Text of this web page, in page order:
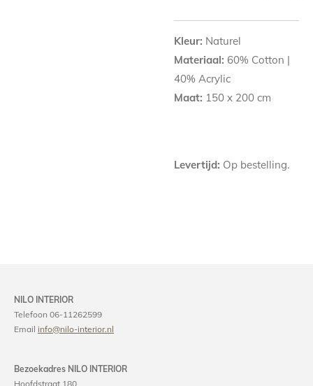
Kleur: Naturel
Materiaal: 60% Cotton |
40% Acrylic
Maat: 150 x 200 cm
Levertijd: Op bestelling.
NILO INTERIOR
Telefoon 06-11262599
Email info@nilo-interior.nl
Bezoekadres NILO INTERIOR
Hoofdstraat 180